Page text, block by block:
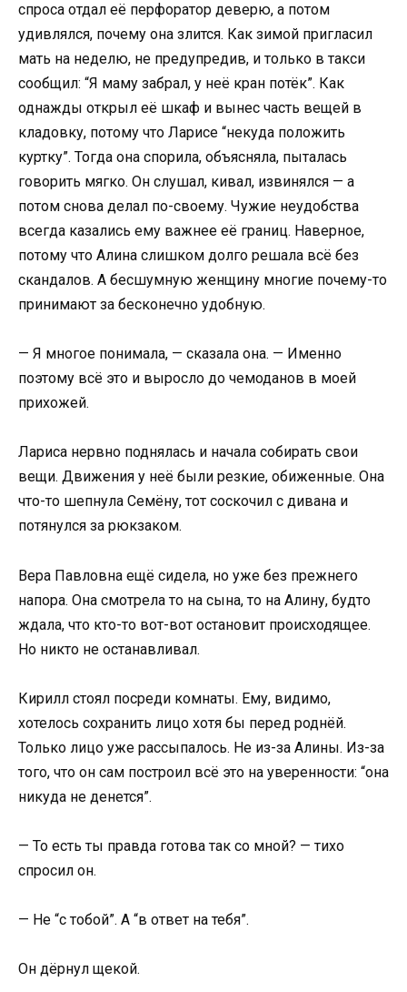
спроса отдал её перфоратор деверю, а потом
удивлялся, почему она злится. Как зимой пригласил
мать на неделю, не предупредив, и только в такси
сообщил: “Я маму забрал, у неё кран потёк”. Как
однажды открыл её шкаф и вынес часть вещей в
кладовку, потому что Ларисе “некуда положить
куртку”. Тогда она спорила, объясняла, пыталась
говорить мягко. Он слушал, кивал, извинялся — а
потом снова делал по-своему. Чужие неудобства
всегда казались ему важнее её границ. Наверное,
потому что Алина слишком долго решала всё без
скандалов. А бесшумную женщину многие почему-то
принимают за бесконечно удобную.
— Я многое понимала, — сказала она. — Именно
поэтому всё это и выросло до чемоданов в моей
прихожей.
Лариса нервно поднялась и начала собирать свои
вещи. Движения у неё были резкие, обиженные. Она
что-то шепнула Семёну, тот соскочил с дивана и
потянулся за рюкзаком.
Вера Павловна ещё сидела, но уже без прежнего
напора. Она смотрела то на сына, то на Алину, будто
ждала, что кто-то вот-вот остановит происходящее.
Но никто не останавливал.
Кирилл стоял посреди комнаты. Ему, видимо,
хотелось сохранить лицо хотя бы перед роднёй.
Только лицо уже рассыпалось. Не из-за Алины. Из-за
того, что он сам построил всё это на уверенности: “она
никуда не денется”.
— То есть ты правда готова так со мной? — тихо
спросил он.
— Не “с тобой”. А “в ответ на тебя”.
Он дёрнул щекой.